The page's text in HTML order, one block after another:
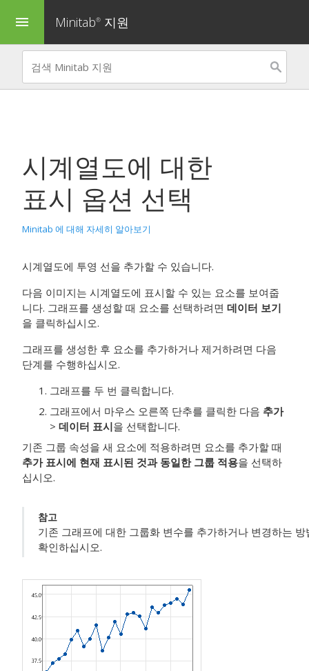
menu Minitab® 지원
시계열도에 대한
표시 옵션 선택
Minitab 에 대해 자세히 알아보기
시계열도에 투영 선을 추가할 수 있습니다.
다음 이미지는 시계열도에 표시할 수 있는 요소를 보여줍
니다. 그래프를 생성할 때 요소를 선택하려면 데이터 보기
을 클릭하십시오.
그래프를 생성한 후 요소를 추가하거나 제거하려면 다음
단계를 수행하십시오.
그래프를 두 번 클릭합니다.
그래프에서 마우스 오른쪽 단추를 클릭한 다음 추가
> 데이터 표시을 선택합니다.
기존 그룹 속성을 새 요소에 적용하려면 요소를 추가할 때
추가 표시에 현재 표시된 것과 동일한 그룹 적용을 선택하
십시오.
참고
기존 그래프에 대한 그룹화 변수를 추가하거나 변경하는
확인하십시오.